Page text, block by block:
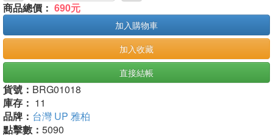
商品總價： 690元
加入購物車
加入收藏
直接結帳
貨號： BRG01018
庫存： 11
品牌： 台灣 UP 雅柏
點擊數： 5090